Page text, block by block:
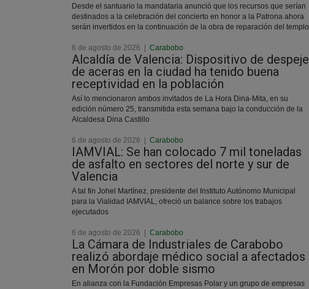
Desde el santuario la mandataria anunció que los recursos que serían
destinados a la celebración del concierto en honor a la Patrona ahora
serán invertidos en la continuación de la obra de reparación del templo
6 de agosto de 2026 Carabobo
Alcaldía de Valencia: Dispositivo de despeje
de aceras en la ciudad ha tenido buena
receptividad en la población
Así lo mencionaron ambos invitados de La Hora Dina-Mita, en su
edición número 25, transmitida esta semana bajo la conducción de la
Alcaldesa Dina Castillo
6 de agosto de 2026 Carabobo
IAMVIAL: Se han colocado 7 mil toneladas
de asfalto en sectores del norte y sur de
Valencia
A tal fin Johel Martínez, presidente del Instituto Autónomo Municipal
para la Vialidad IAMVIAL, ofreció un balance sobre los trabajos
ejecutados
6 de agosto de 2026 Carabobo
La Cámara de Industriales de Carabobo
realizó abordaje médico social a afectados
en Morón por doble sismo
En alianza con la Fundación Empresas Polar y un grupo de empresas